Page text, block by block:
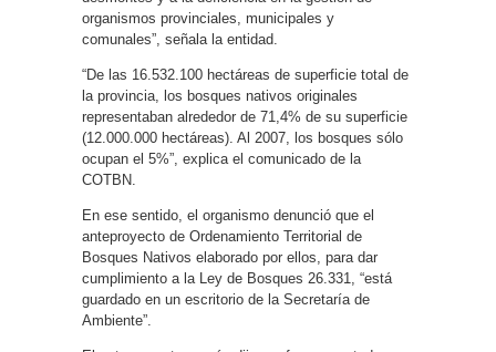
organismos provinciales, municipales y
comunales”, señala la entidad.
“De las 16.532.100 hectáreas de superficie total de
la provincia, los bosques nativos originales
representaban alrededor de 71,4% de su superficie
(12.000.000 hectáreas). Al 2007, los bosques sólo
ocupan el 5%”, explica el comunicado de la
COTBN.
En ese sentido, el organismo denunció que el
anteproyecto de Ordenamiento Territorial de
Bosques Nativos elaborado por ellos, para dar
cumplimiento a la Ley de Bosques 26.331, “está
guardado en un escritorio de la Secretaría de
Ambiente”.